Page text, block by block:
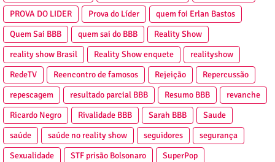
PROVA DO LIDER
Prova do Líder
quem foi Erlan Bastos
Quem Sai BBB
quem sai do BBB
Reality Show
reality show Brasil
Reality Show enquete
realityshow
RedeTV
Reencontro de famosos Rejeição
Repercussão
repescagem
resultado parcial BBB Resumo BBB
revanche
Ricardo Negro
Rivalidade BBB Sarah BBB
Saude
saúde
saúde no reality show seguidores
segurança
Sexualidade
STF prisão Bolsonaro
SuperPop